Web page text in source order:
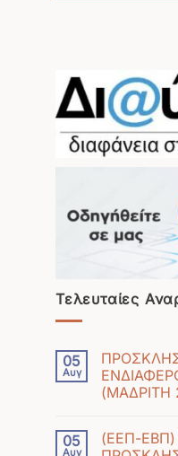
Τελευταίες
05
Αυγ
(ΜΑΔΡΙΤΗ
υπάρχουν
σχόλια
05
Αυγ
(ΕΕΠ-